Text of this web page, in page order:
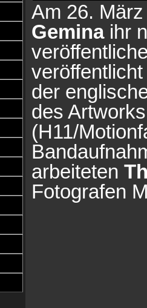
Am 26.
Geminaihr
der
des
(H11/
arbeiteten
Fotografen